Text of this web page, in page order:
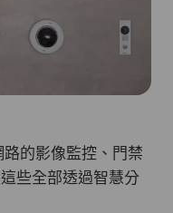
的影像監控、門禁
些全部透過智慧分